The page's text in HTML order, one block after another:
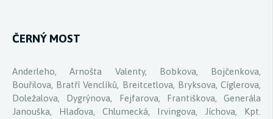
ČERNÝ MOST
Anderleho, Arnošta Valenty, Bobkova, Bojčenkova,
Bouřilova, Bratří Venclíků, Breitcetlova, Bryksova, Cíglerova,
Doležalova, Dygrýnova, Fejfarova, Františkova, Generála
Janouška, Hlaďova, Chlumecká, Irvingova, Jíchova, Kpt.